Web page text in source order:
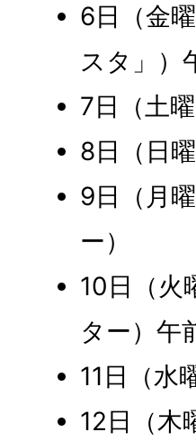
6日（金
スタ」）
7日（土曜
8日（日曜
9日（月
ー）
10日（火
ター）午
11日（水
12日（木